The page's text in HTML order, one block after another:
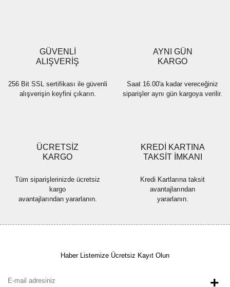
Ürün fiyatı diğer sitelerden daha pahalı.
Bu ürüne benzer farklı alternatifler olmalı.
GÜVENLİ
ALIŞVERİŞ
256 Bit SSL sertifikası ile güvenli
alışverişin keyfini çıkarın.
AYNI GÜN
KARGO
Saat 16.00'a kadar vereceğiniz
siparişler aynı gün kargoya verilir.
ÜCRETSİZ
KARGO
Tüm siparişlerinizde ücretsiz
kargo
avantajlarından yararlanın.
KREDİ KARTINA
TAKSİT İMKANI
Kredi Kartlarına taksit
avantajlarından
yararlanın.
Haber Listemize Ücretsiz Kayıt Olun
+